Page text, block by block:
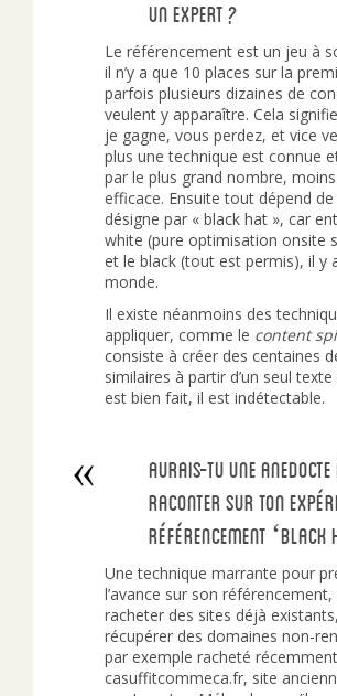
un expert ?
Le référencement est un jeu à
il n’y a que 10 places sur la
parfois plusieurs dizaines de
veulent y apparaître. Cela
je gagne, vous perdez, et vice
plus une technique est connue
par le plus grand nombre,
efficace. Ensuite tout dépend de
désigne par « black hat », car
white (pure optimisation onsite
et le black (tout est permis), il y
monde.
Il existe néanmoins des
appliquer, comme le content
consiste à créer des centaines
similaires à partir d’un seul texte
est bien fait, il est indétectable.
Aurais-tu une anedocte
raconter sur ton
référencement ‘black
Une technique marrante pour
l’avance sur son référencement,
racheter des sites déjà
récupérer des domaines non-
par exemple racheté récemment
casuffitcommeca.fr, site